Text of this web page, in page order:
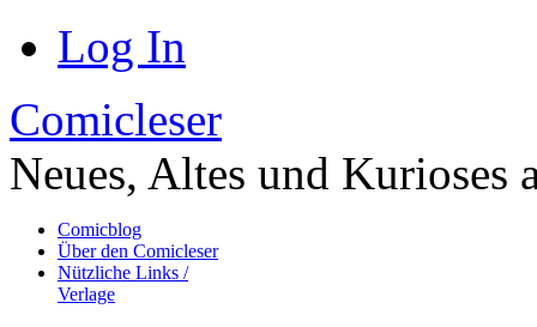
Log In
Comicleser
Neues, Altes und Kurioses
Comicblog
Über den Comicleser
Nützliche Links /
Verlage